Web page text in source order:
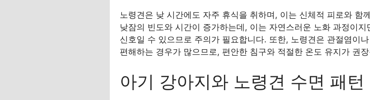
노령견은 낮 시간에도 자주 휴식을 취하며, 이는 신체적 피로와 함
낮잠의 빈도와 시간이 증가하는데, 이는 자연스러운 노화 과정이
신호일 수 있으므로 주의가 필요합니다. 또한, 노령견은 관절염이
편해하는 경우가 많으므로, 편안한 침구와 적절한 온도 유지가 권
아기 강아지와 노령견 수면 패